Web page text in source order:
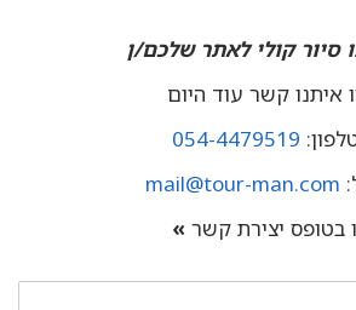
סיור קולי לאתר שלכם/ן
איתנו קשר עוד היום
054-4479519
mail@tour-man.com
בטופס יצירת קשר »